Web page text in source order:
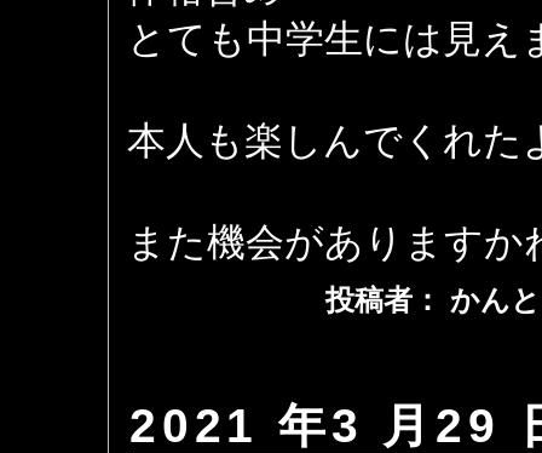
とても中学生には見え
本人も楽しんでくれた
また機会がありますか
投稿者： かん
2021 年3 月29